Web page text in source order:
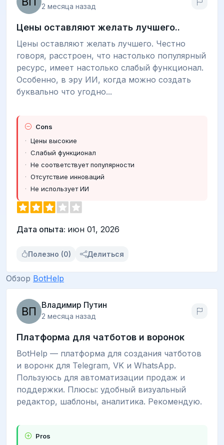
2 месяца назад
Цены оставляют желать лучшего..
Цены оставляют желать лучшего. Честно
говоря, расстроен, что настолько популярный
ресурс, имеет настолько слабый функционал.
Особенно, в эру ИИ, когда можно создать
буквально что угодно...
Cons
Цены высокие
Слабый функционал
Не соответствует популярности
Отсутствие инноваций
Не использует ИИ
Дата опыта: июн 01, 2026
Полезно (0) Делиться
Обзор BotHelp
Владимир Путин
2 месяца назад
Платформа для чатботов и воронок
BotHelp — платформа для создания чатботов
и воронк для Telegram, VK и WhatsApp.
Пользуюсь для автоматизации продаж и
поддержки. Плюсы: удобный визуальный
редактор, шаблоны, аналитика. Рекомендую.
Pros